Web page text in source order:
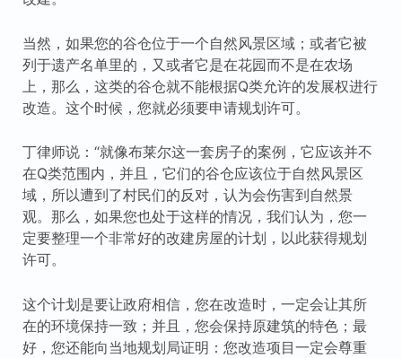
当然，如果您的谷仓位于一个自然风景区域；或者它被
列于遗产名单里的，又或者它是在花园而不是在农场
上，那么，这类的谷仓就不能根据Q类允许的发展权进行
改造。这个时候，您就必须要申请规划许可。
丁律师说：“就像布莱尔这一套房子的案例，它应该并不
在Q类范围内，并且，它们的谷仓应该位于自然风景区
域，所以遭到了村民们的反对，认为会伤害到自然景
观。那么，如果您也处于这样的情况，我们认为，您一
定要整理一个非常好的改建房屋的计划，以此获得规划
许可。
这个计划是要让政府相信，您在改造时，一定会让其所
在的环境保持一致；并且，您会保持原建筑的特色；最
好，您还能向当地规划局证明：您改造项目一定会尊重